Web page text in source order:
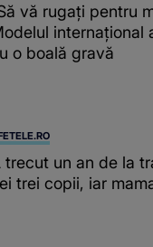
vă rugați pentru
internațional
o boală gravă
trecut un an de la
trei copii, iar